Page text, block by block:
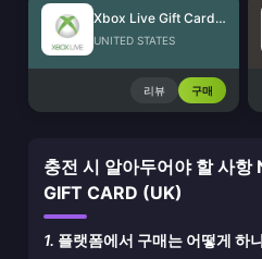
Xbox Live Gift Card (US)
UNITED STATES
리뷰 구매
충전 시 알아두어야 할 사항
GIFT CARD (UK)
1. 플랫폼에서 구매는 어떻게 하